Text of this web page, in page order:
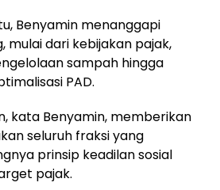
Benyamin menanggapi
mulai dari kebijakan pajak,
sampah hingga
PAD.
kata Benyamin, memberikan
seluruh fraksi yang
prinsip keadilan sosial
pajak.